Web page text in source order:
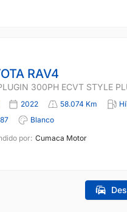
RAV4
300PH ECVT STYLE
2022 58.074 Km
Blanco
por: Cumaca Motor